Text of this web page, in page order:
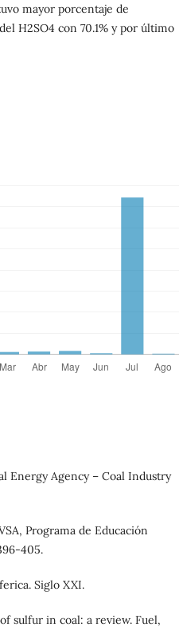
mayor porcentaje de
H2SO4 con 70.1% y por último
Energy Agency – Coal Industry
Programa de Educación
405.
Siglo XXI.
sulfur in coal: a review. Fuel,